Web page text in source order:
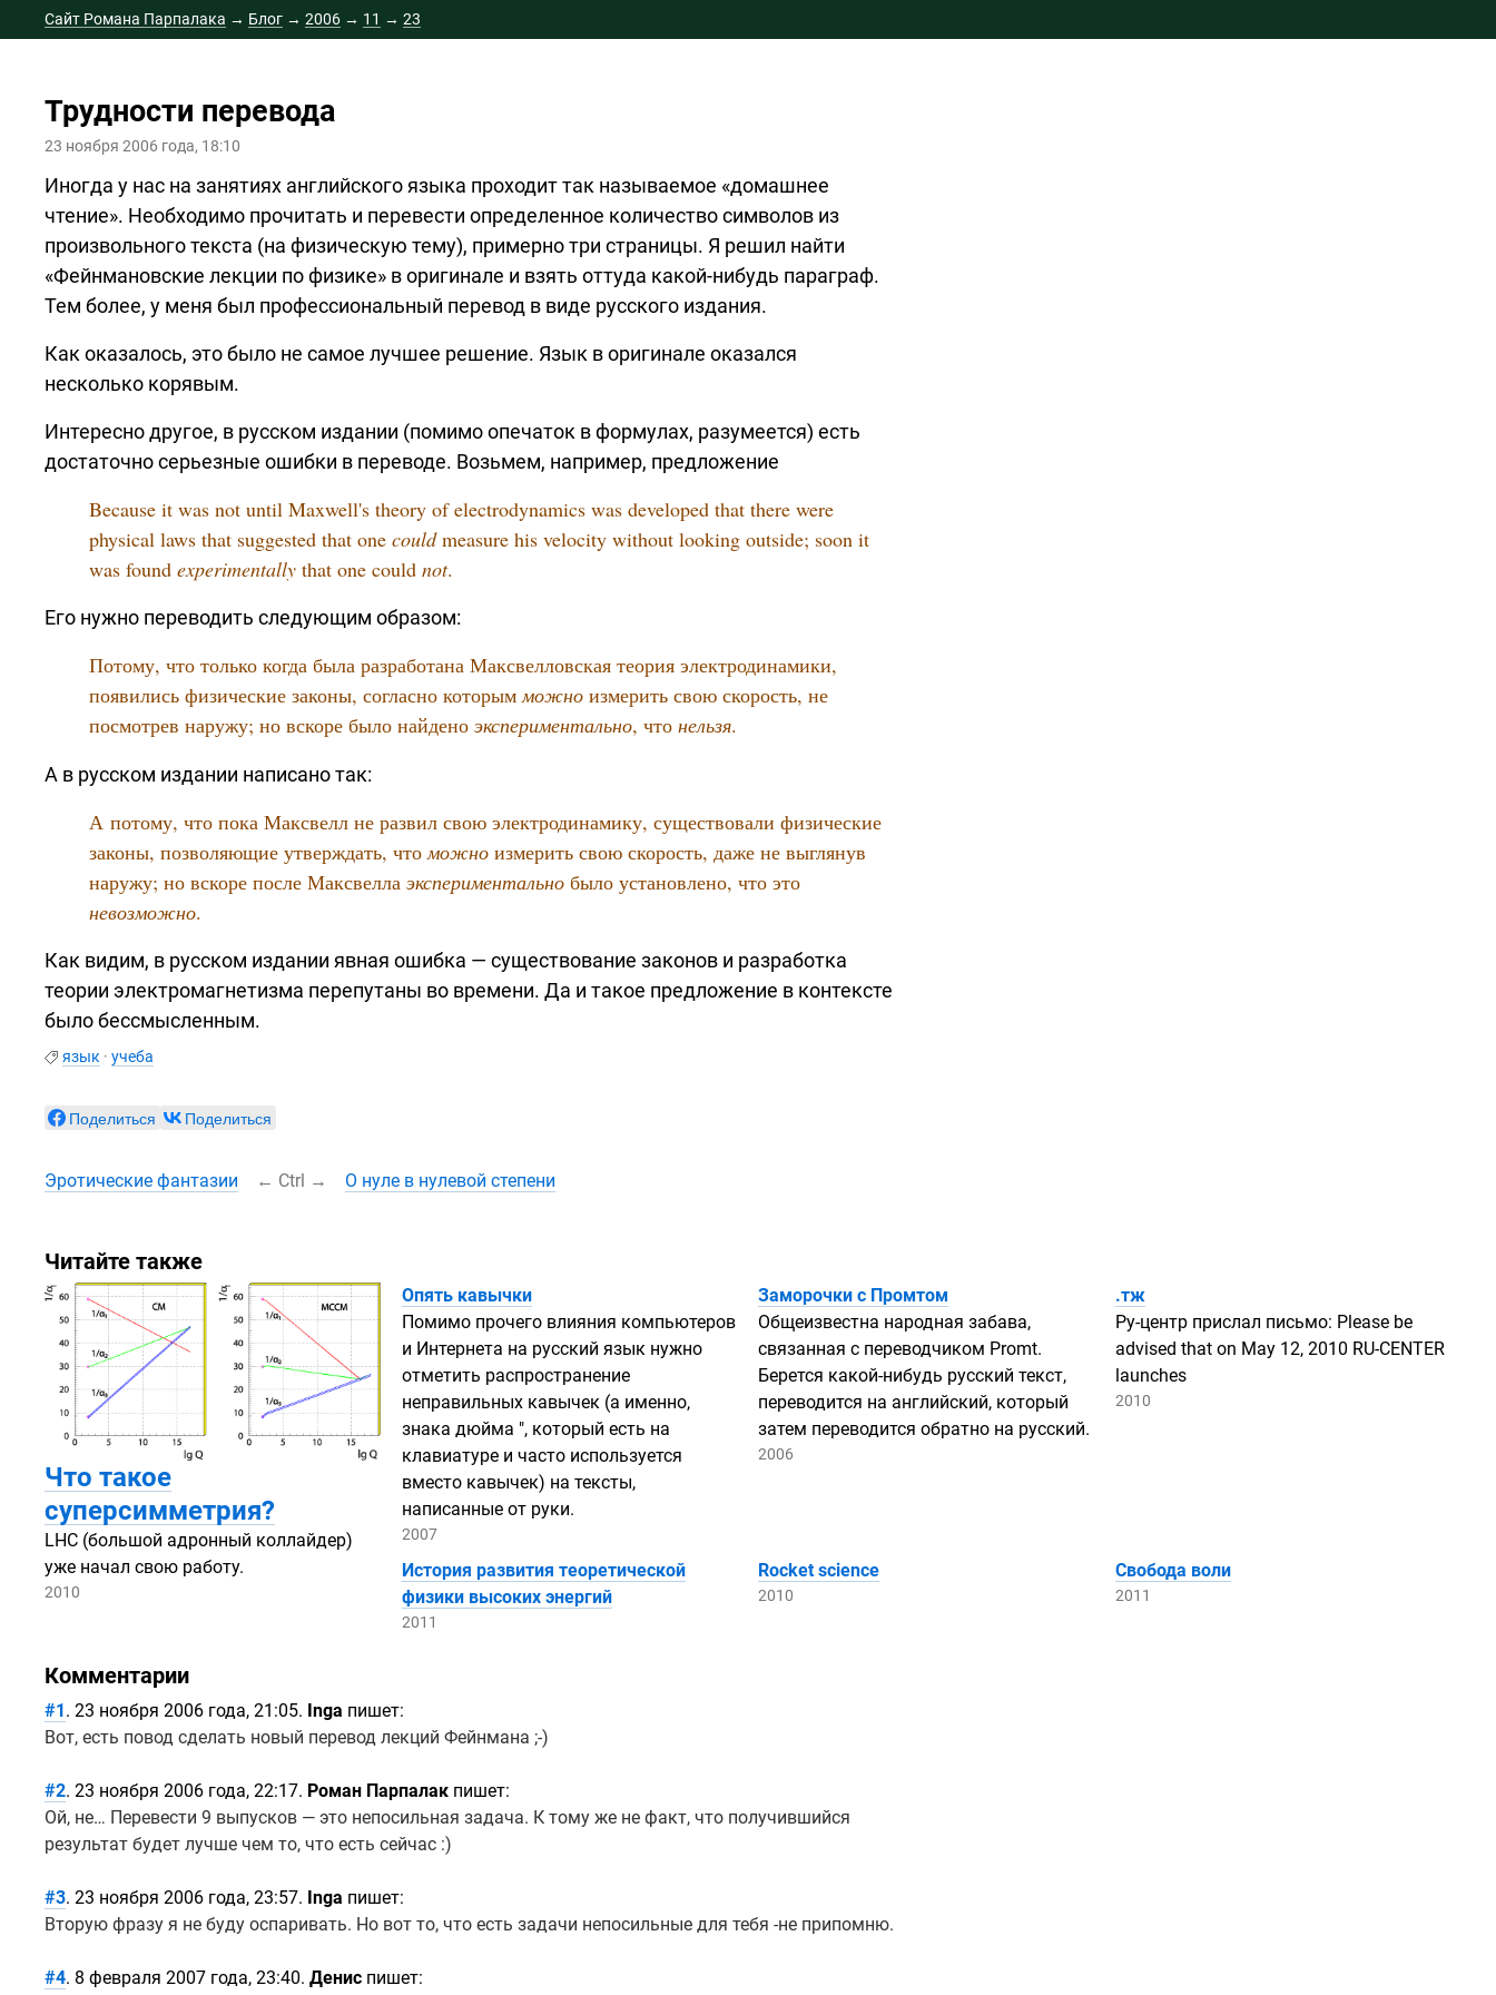
Сайт Романа Парпалака → Блог →2006 → 11 →23
Трудности перевода
23 ноября 2006 года, 18:10
Иногда у нас на занятиях английского языка проходит так называемое «домашнее
чтение». Необходимо прочитать и перевести определенное количество символов из
произвольного текста (на физическую тему), примерно три страницы. Я решил найти
«Фейнмановские лекции по физике» в оригинале и взять оттуда какой-нибудь параграф.
Тем более, у меня был профессиональный перевод в виде русского издания.
Как оказалось, это было не самое лучшее решение. Язык в оригинале оказался
несколько корявым.
Интересно другое, в русском издании (помимо опечаток в формулах, разумеется) есть
достаточно серьезные ошибки в переводе. Возьмем, например, предложение
Because it was not until Maxwell's theory of electrodynamics was developed that there were
physical laws that suggested that one couldmeasure his velocity without looking outside; soon it
was found experimentallythat one could not.
Его нужно переводить следующим образом:
Потому, что только когда была разработана Максвелловская теория электродинамики,
появились физические законы, согласно которымможноизмерить свою скорость, не
посмотрев наружу; но вскоре было найдено экспериментально, что нельзя.
А в русском издании написано так:
А потому, что пока Максвелл не развил свою электродинамику, существовали физические
законы, позволяющие утверждать, чтоможноизмерить свою скорость, даже не выглянув
наружу; но вскоре после Максвелла экспериментальнобыло установлено, что это
невозможно.
Как видим, в русском издании явная ошибка — существование законов и разработка
теории электромагнетизма перепутаны во времени. Да и такое предложение в контексте
было бессмысленным.
язык ·учеба
Поделиться Поделиться
Эротические фантазии ← Ctrl → О нуле в нулевой степени
Читайте также
Что такое
суперсимметрия?
LHC (большой адронный коллайдер)
уже начал свою работу.
2010
Опять кавычки
Помимо прочего влияния компьютеров
и Интернета на русский язык нужно
отметить распространение
неправильных кавычек (а именно,
знака дюйма ", который есть на
клавиатуре и часто используется
вместо кавычек) на тексты,
написанные от руки.
2007
Заморочки с Промтом
Общеизвестна народная забава,
связанная с переводчиком Promt.
Берется какой-нибудь русский текст,
переводится на английский, который
затем переводится обратно на русский.
2006
.тж
Ру-центр прислал письмо: Please be
advised that on May 12, 2010 RU-CENTER
launches
2010
История развития теоретической
физики высоких энергий
2011
Rocket science
2010
Свобода воли
2011
Комментарии
#1. 23 ноября 2006 года, 21:05. Inga пишет:
Вот, есть повод сделать новый перевод лекций Фейнмана ;-)
#2. 23 ноября 2006 года, 22:17. Роман Парпалак пишет:
Ой, не… Перевести 9 выпусков — это непосильная задача. К тому же не факт, что получившийся
результат будет лучше чем то, что есть сейчас :)
#3. 23 ноября 2006 года, 23:57. Inga пишет:
Вторую фразу я не буду оспаривать. Но вот то, что есть задачи непосильные для тебя -не припомню.
#4. 8 февраля 2007 года, 23:40.Денис пишет: